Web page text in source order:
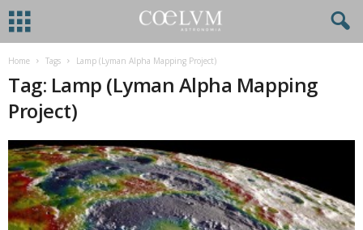
Home Tags Lamp (Lyman Alpha Mapping Project)
Tag: Lamp (Lyman Alpha Mapping
Project)